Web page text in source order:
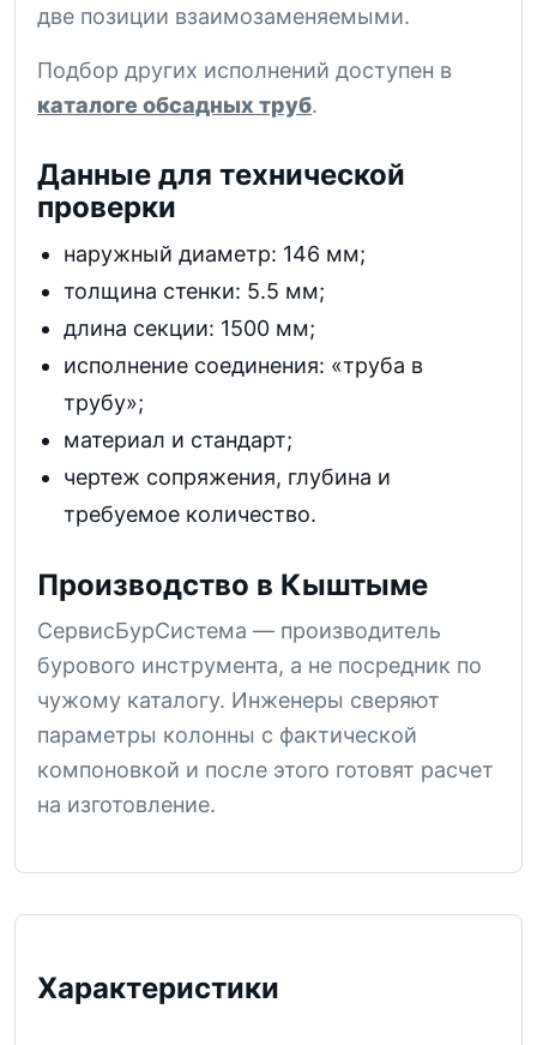
две позиции взаимозаменяемыми.
Подбор других исполнений доступен в
каталоге обсадных труб.
Данные для технической
проверки
наружный диаметр: 146 мм;
толщина стенки: 5.5 мм;
длина секции: 1500 мм;
исполнение соединения: «труба в
трубу»;
материал и стандарт;
чертеж сопряжения, глубина и
требуемое количество.
Производство в Кыштыме
СервисБурСистема — производитель
бурового инструмента, а не посредник по
чужому каталогу. Инженеры сверяют
параметры колонны с фактической
компоновкой и после этого готовят расчет
на изготовление.
Характеристики